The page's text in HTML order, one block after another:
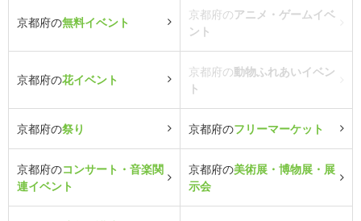
京都府の無料イベント
京都府のアニメ・ゲームイベ
ント
京都府の花イベント
京都府の動物ふれあいイベン
ト
京都府の祭り 京都府のフリーマーケット
京都府のコンサート・音楽関
連イベント
京都府の美術展・博物展・展
示会